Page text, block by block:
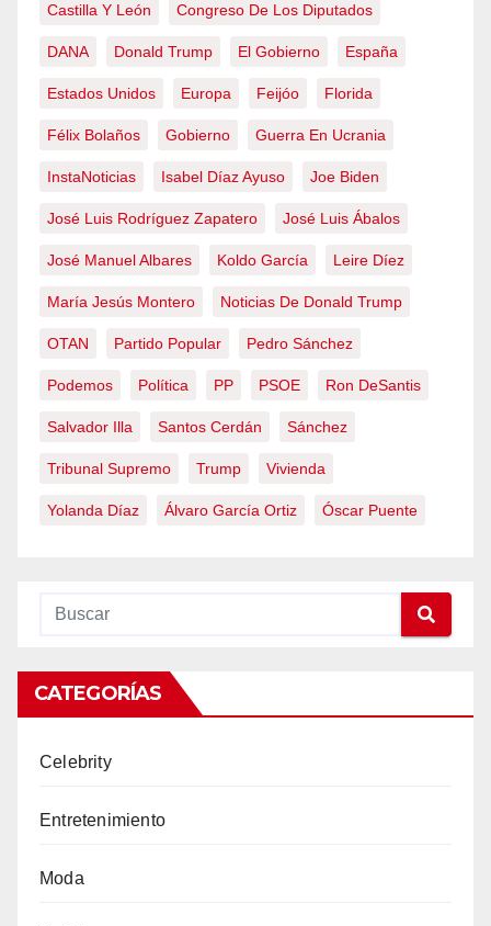
Castilla Y León Congreso De Los Diputados
DANA Donald Trump El Gobierno España
Estados Unidos Europa Feijóo Florida
Félix Bolaños Gobierno Guerra En Ucrania
InstaNoticias Isabel Díaz Ayuso Joe Biden
José Luis Rodríguez Zapatero José Luis Ábalos
José Manuel Albares Koldo García Leire Díez
María Jesús Montero Noticias De Donald Trump
OTAN Partido Popular Pedro Sánchez
Podemos Política PP PSOE Ron DeSantis
Salvador Illa Santos Cerdán Sánchez
Tribunal Supremo Trump Vivienda
Yolanda Díaz Álvaro García Ortiz Óscar Puente
CATEGORÍAS
Celebrity
Entretenimiento
Moda